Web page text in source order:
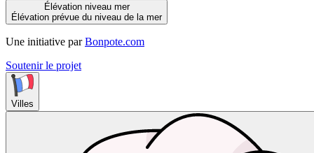
Élévation niveau mer
Élévation prévue du niveau de la mer
Une initiative par Bonpote.com
Soutenir le projet
Villes